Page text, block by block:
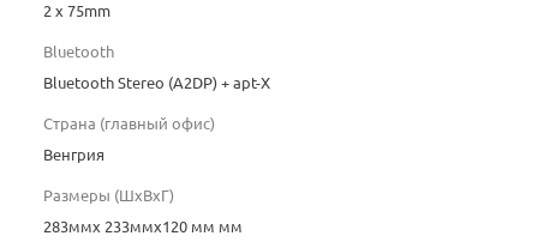
2 x 75mm
Bluetooth
Bluetooth Stereo (A2DP) + apt-X
Страна (главный офис)
Венгрия
Размеры (ШхВхГ)
283ммx 233ммx120 мм мм